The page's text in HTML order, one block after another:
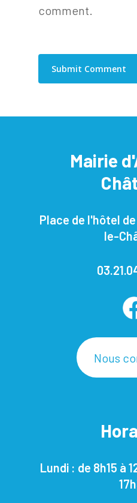
comment.
Mairie
Place de l'hôtel
le-
Nous
Lundi : de 8h15 à